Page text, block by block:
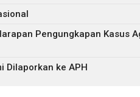
Pengungkapan Kasus
Dilaporkan ke APH